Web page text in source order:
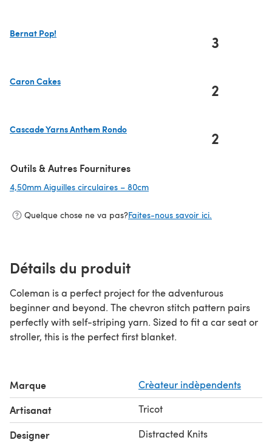
Bernat Pop!
3
Caron Cakes
2
Cascade Yarns Anthem Rondo
2
Outils & Autres Fournitures
4,50mm Aiguilles circulaires – 80cm
Quelque chose ne va pas?Faites-nous savoir ici.
Détails du produit
Coleman is a perfect project for the adventurous
beginner and beyond. The chevron stitch pattern pairs
perfectly with self-striping yarn. Sized to fit a car seat or
stroller, this is the perfect first blanket.
Marque Crèateur indèpendents
Artisanat Tricot
Designer Distracted Knits